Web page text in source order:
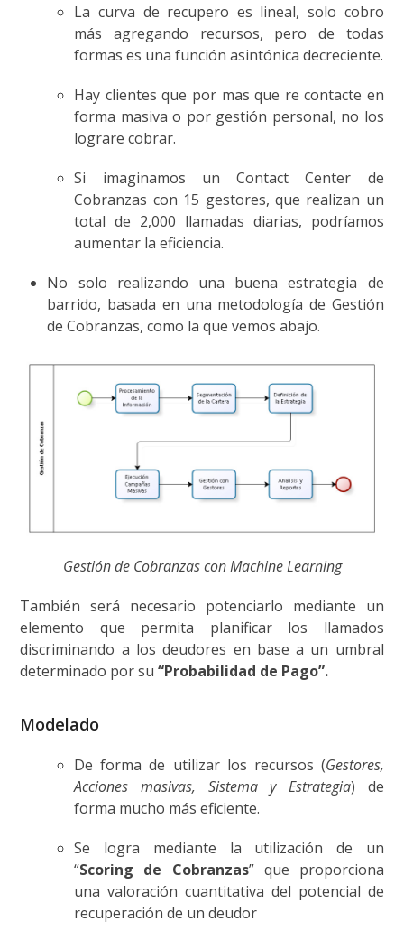
La curva de recupero es lineal, solo cobro
más agregando recursos, pero de todas
formas es una función asintónica decreciente.
Hay clientes que por mas que re contacte en
forma masiva o por gestión personal, no los
lograre cobrar.
Si imaginamos un Contact Center de
Cobranzas con 15 gestores, que realizan un
total de 2,000 llamadas diarias, podríamos
aumentar la eficiencia.
No solo realizando una buena estrategia de
barrido, basada en una metodología de Gestión
de Cobranzas, como la que vemos abajo.
Gestión de Cobranzas con Machine Learning
También será necesario potenciarlo mediante un
elemento que permita planificar los llamados
discriminando a los deudores en base a un umbral
determinado por su“Probabilidad de Pago”.
Modelado
De forma de utilizar los recursos (Gestores,
Acciones masivas, Sistema y Estrategia) de
forma mucho más eficiente.
Se logra mediante la utilización de un
“Scoring de Cobranzas” que proporciona
una valoración cuantitativa del potencial de
recuperación de un deudor